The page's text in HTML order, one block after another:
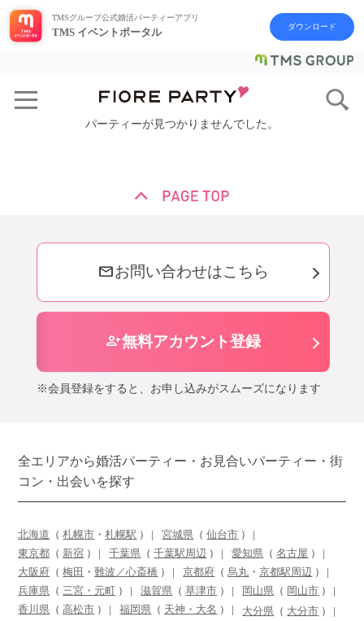
TMSグループ公式婚活パーティーアプリ
TMS イベントポータル ダウンロード
パーティーが見つかりませんでした。
mailお問い合わせはこちら
person_add無料アカウント登録
※会員登録をすると、お申し込みがスムーズになります
全エリアから婚活パーティー・お見合いパーティー・街
コン・出会いを探す
北海道 （札幌市 ・札幌駅 ） 宮城県 （仙台市 ）
東京都 （ 新宿 ） 千葉県 （千葉駅周辺 ） 愛知県 （名古屋 ）
大阪府 （梅田 ・難波／心斎橋 ） 京都府 （烏丸 ・京都駅周辺 ）
兵庫県 （三宮・元町 ） 滋賀県 （草津市 ） 岡山県 （ 岡山市 ）
香川県 （ 高松市 ） 福岡県 （ 天神・大名 ） 大分県 （ 大分市 ）